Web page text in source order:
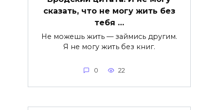
сказать, что не могу жить без
тебя …
Не можешь жить — займись другим.
Я не могу жить без книг.
0 22